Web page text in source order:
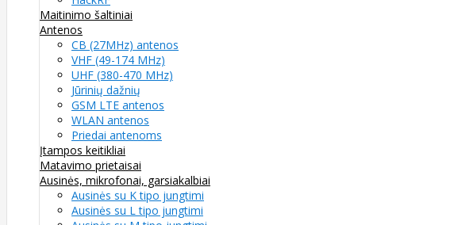
Maitinimo šaltiniai
Antenos
CB (27MHz) antenos
VHF (49-174 MHz)
UHF (380-470 MHz)
Jūrinių dažnių
GSM LTE antenos
WLAN antenos
Priedai antenoms
Įtampos keitikliai
Matavimo prietaisai
Ausinės, mikrofonai, garsiakalbiai
Ausinės su K tipo jungtimi
Ausinės su L tipo jungtimi